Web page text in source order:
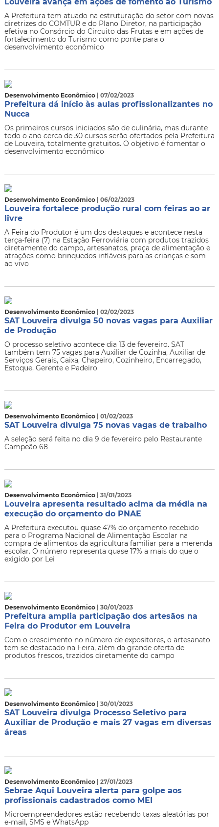
A Prefeitura tem atuado na estruturação do setor com novas
diretrizes do COMTUR e do Plano Diretor, na participação
efetiva no Consórcio do Circuito das Frutas e em ações de
fortalecimento do Turismo como ponte para o
desenvolvimento econômico
Desenvolvimento Econômico | 07/02/2023
Prefeitura dá início às aulas profissionalizantes no
Nucca
Os primeiros cursos iniciados são de culinária, mas durante
todo o ano cerca de 30 cursos serão ofertados pela Prefeitura
de Louveira, totalmente gratuitos. O objetivo é fomentar o
desenvolvimento econômico
Desenvolvimento Econômico | 06/02/2023
Louveira fortalece produção rural com feiras ao ar
livre
A Feira do Produtor é um dos destaques e acontece nesta
terça-feira (7) na Estação Ferroviária com produtos trazidos
diretamente do campo, artesanatos, praça de alimentação e
atrações como brinquedos infláveis para as crianças e som
ao vivo
Desenvolvimento Econômico | 02/02/2023
SAT Louveira divulga 50 novas vagas para Auxiliar
de Produção
O processo seletivo acontece dia 13 de fevereiro. SAT
também tem 75 vagas para Auxiliar de Cozinha, Auxiliar de
Serviços Gerais, Caixa, Chapeiro, Cozinheiro, Encarregado,
Estoque, Gerente e Padeiro
Desenvolvimento Econômico | 01/02/2023
SAT Louveira divulga 75 novas vagas de trabalho
A seleção será feita no dia 9 de fevereiro pelo Restaurante
Campeão 68
Desenvolvimento Econômico | 31/01/2023
Louveira apresenta resultado acima da média na
execução do orçamento do PNAE
A Prefeitura executou quase 47% do orçamento recebido
para o Programa Nacional de Alimentação Escolar na
compra de alimentos da agricultura familiar para a merenda
escolar. O número representa quase 17% a mais do que o
exigido por Lei
Desenvolvimento Econômico | 30/01/2023
Prefeitura amplia participação dos artesãos na
Feira do Produtor em Louveira
Com o crescimento no número de expositores, o artesanato
tem se destacado na Feira, além da grande oferta de
produtos frescos, trazidos diretamente do campo
Desenvolvimento Econômico | 30/01/2023
SAT Louveira divulga Processo Seletivo para
Auxiliar de Produção e mais 27 vagas em diversas
áreas
Desenvolvimento Econômico | 27/01/2023
Sebrae Aqui Louveira alerta para golpe aos
profissionais cadastrados como MEI
Microempreendedores estão recebendo taxas aleatórias por
e-mail, SMS e WhatsApp